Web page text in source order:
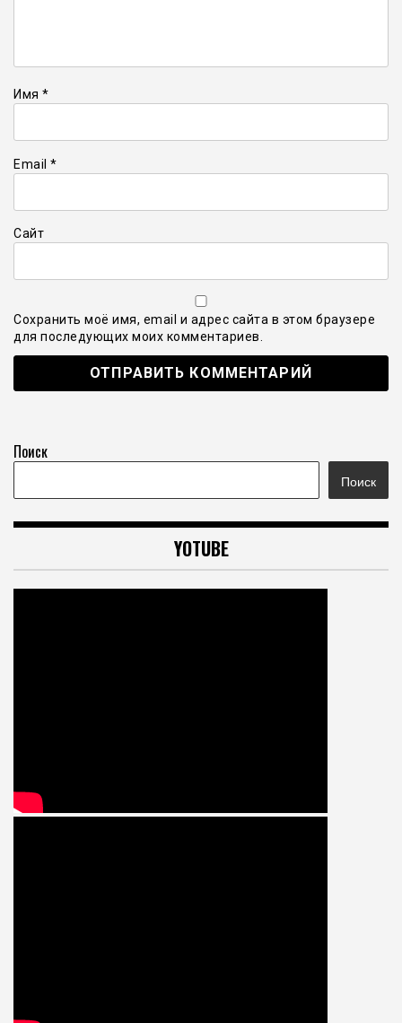
Имя *
Email *
Сайт
Сохранить моё имя, email и адрес сайта в этом браузере
для последующих моих комментариев.
Поиск
Поиск
YOTUBE